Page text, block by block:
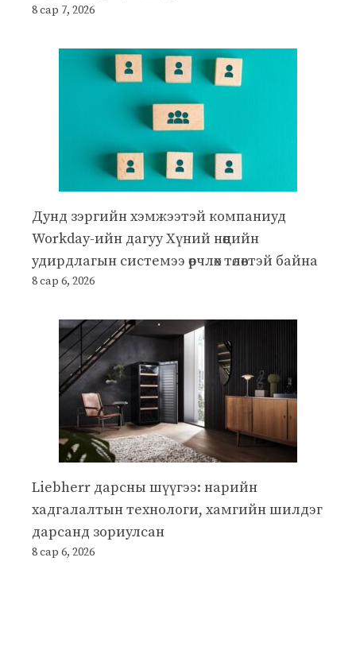
8 сар 7, 2026
Дунд зэргийн хэмжээтэй компаниуд
Workday-ийн дагуу Хүний нөөцийн
удирдлагын системээ өөрчлөх төлөвтэй байна
8 сар 6, 2026
Liebherr дарсны шүүгээ: нарийн
хадгалалтын технологи, хамгийн шилдэг
дарсанд зориулсан
8 сар 6, 2026